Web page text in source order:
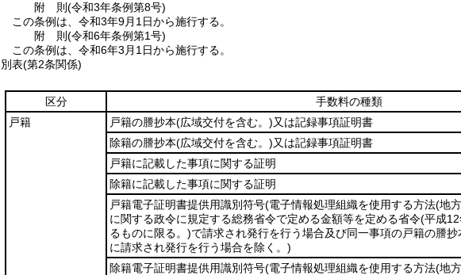
附 則(令和3年条例第8号)
この条例は、令和3年9月1日から施行する。
附 則(令和6年条例第1号)
この条例は、令和6年3月1日から施行する。
別表(第2条関係)
区分
手数料の種類
戸籍
戸籍の謄抄本(広域交付を含む。)又は記録事項証明書
除籍の謄抄本(広域交付を含む。)又は記録事項証明書
戸籍に記載した事項に関する証明
除籍に記載した事項に関する証明
戸籍電子証明書提供用識別符号(電子情報処理組織を使用する方法(地
に関する政令に規定する総務省令で定める金額等を定める省令(平成
るものに限る。)で請求され発行を行う場合及び同一事項の戸籍の謄
に請求され発行を行う場合を除く。)
除籍電子証明書提供用識別符号(電子情報処理組織を使用する方法(地